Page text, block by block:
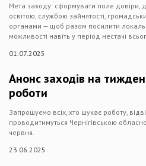
Мета заходу: сформувати поле довіри,
освітою, службою зайнятості,
органами — щоб разом посилити
можливості навіть у період нестачі
01.07.2025
Анонс заходів на
роботи
Запрошуємо всіх, хто шукає роботу,
проводитимуться Чернігівською
червня.
23.06.2025